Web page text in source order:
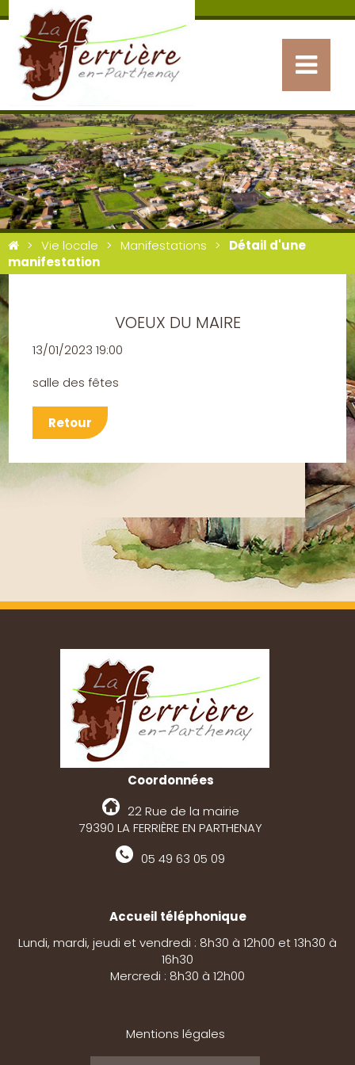
Vie locale Manifestations
Détail d'une
manifestation
VOEUX DU MAIRE
13/01/2023 19:00
salle des fêtes
Retour
Coordonnées
22 Rue de la mairie
79390 LA FERRIÈRE EN PARTHENAY
05 49 63 05 09
Accueil téléphonique
Lundi, mardi, jeudi et vendredi : 8h30 à 12h00 et 13h30 à
16h30
Mercredi : 8h30 à 12h00
Mentions légales